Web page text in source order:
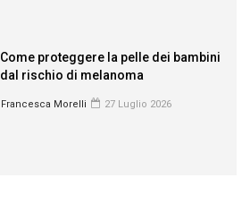
Come proteggere la pelle dei bambini
dal rischio di melanoma
Francesca Morelli 27 Luglio 2026